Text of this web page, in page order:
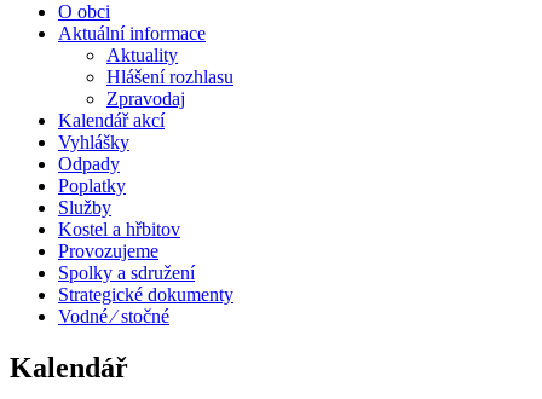
O obci
Aktuální informace
Aktuality
Hlášení rozhlasu
Zpravodaj
Kalendář akcí
Vyhlášky
Odpady
Poplatky
Služby
Kostel a hřbitov
Provozujeme
Spolky a sdružení
Strategické dokumenty
Vodné ⁄ stočné
Kalendář